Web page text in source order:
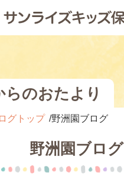
らのおたより
グトップ 野洲園ブログ
野洲園ブログ